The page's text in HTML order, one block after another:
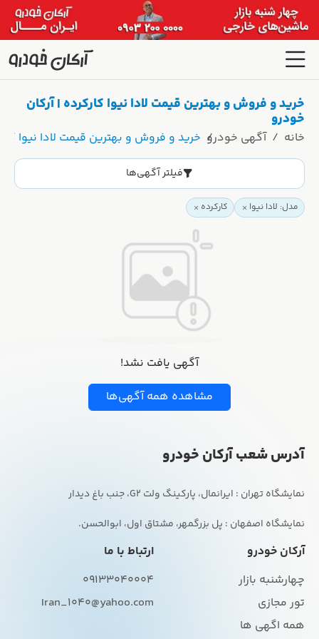
خرید و فروش و بهترین قیمت لادا نیوا کارکرده | آرکان
خودرو
خانه آگهی خودرو خرید و فروش و بهترین قیمت لادا نیوا
فیلتر آگهی‌ها
مدل: لادا نیوا کارکرده
آگهی یافت نشد!
مشاهده همه آگهی‌ها
آدرس شعب آرکان خودرو
نمایشگاه اصفهان : پل بزرگمهر، مشتاق اول، ابوالحسن.
آرکان خودرو
چهارشنبه بازار
تور مجازی
همه اگهی ها
ارتباط با ما
09133040004
Iran_1040@yahoo.com